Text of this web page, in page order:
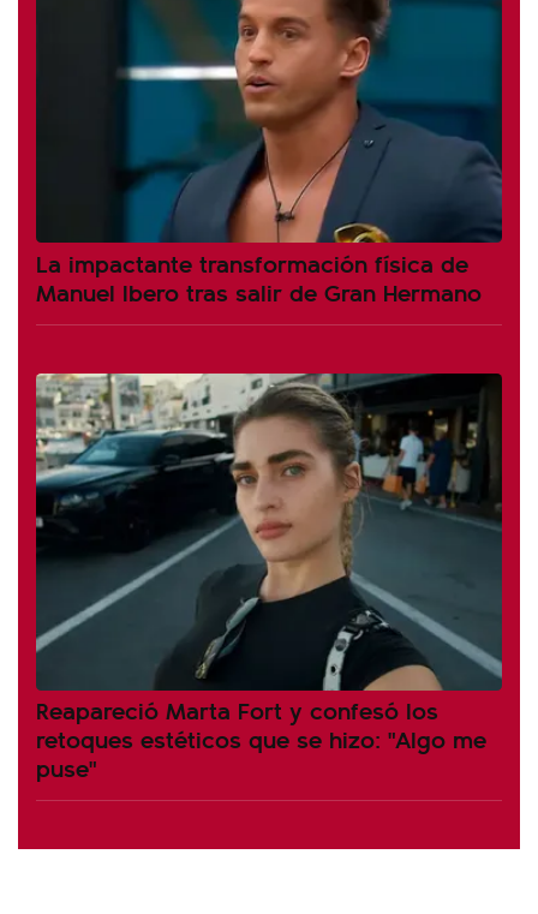
La impactante transformación física de
Manuel Ibero tras salir de Gran Hermano
Reapareció Marta Fort y confesó los
retoques estéticos que se hizo: "Algo me
puse"